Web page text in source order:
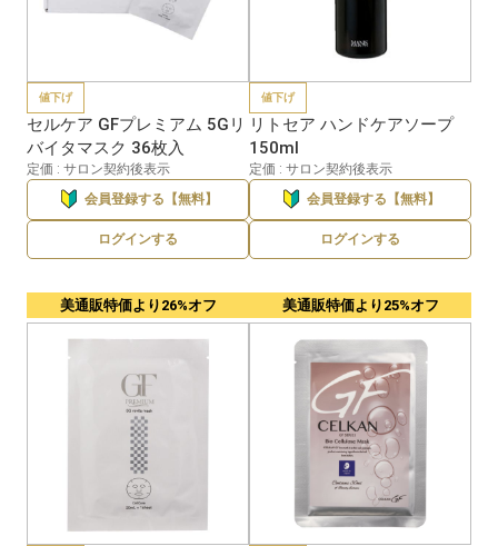
値下げ
セルケア GFプレミアム 5Gリ
バイタマスク 36枚入
定価 : サロン契約後表示
会員登録する【無料】
ログインする
値下げ
リトセア ハンドケアソープ
150ml
定価 : サロン契約後表示
会員登録する【無料】
ログインする
美通販特価より26%オフ 美通販特価より25%オフ